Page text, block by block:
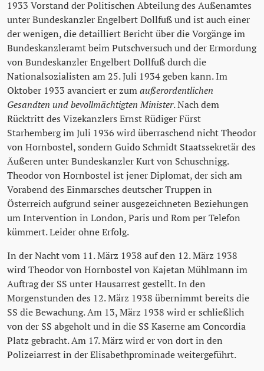
1933 Vorstand der Politischen Abteilung des Außenamtes
unter Bundeskanzler Engelbert Dollfuß und ist auch einer
der wenigen, die detailliert Bericht über die Vorgänge im
Bundeskanzleramt beim Putschversuch und der Ermordung
von Bundeskanzler Engelbert Dollfuß durch die
Nationalsozialisten am 25. Juli 1934 geben kann. Im
Oktober 1933 avanciert er zumaußerordentlichen
Gesandten und bevollmächtigten Minister. Nach dem
Rücktritt des Vizekanzlers Ernst Rüdiger Fürst
Starhemberg im Juli 1936 wird überraschend nicht Theodor
von Hornbostel, sondern Guido Schmidt Staatssekretär des
Äußeren unter Bundeskanzler Kurt von Schuschnigg.
Theodor von Hornbostel ist jener Diplomat, der sich am
Vorabend des Einmarsches deutscher Truppen in
Österreich aufgrund seiner ausgezeichneten Beziehungen
um Intervention in London, Paris und Rom per Telefon
kümmert. Leider ohne Erfolg.
In der Nacht vom 11. März 1938 auf den 12. März 1938
wird Theodor von Hornbostel von Kajetan Mühlmann im
Auftrag der SS unter Hausarrest gestellt. In den
Morgenstunden des 12. März 1938 übernimmt bereits die
SS die Bewachung. Am 13, März 1938 wird er schließlich
von der SS abgeholt und in die SS Kaserne am Concordia
Platz gebracht. Am 17. März wird er von dort in den
Polizeiarrest in der Elisabethprominade weitergeführt.